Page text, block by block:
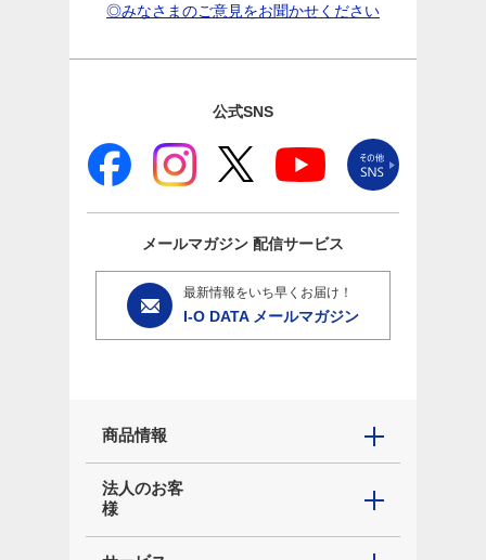
◎みなさまのご意見をお聞かせください
公式SNS
メールマガジン 配信サービス
最新情報をいち早くお届け！
I-O DATA メールマガジン
商品情報
法人のお客
様